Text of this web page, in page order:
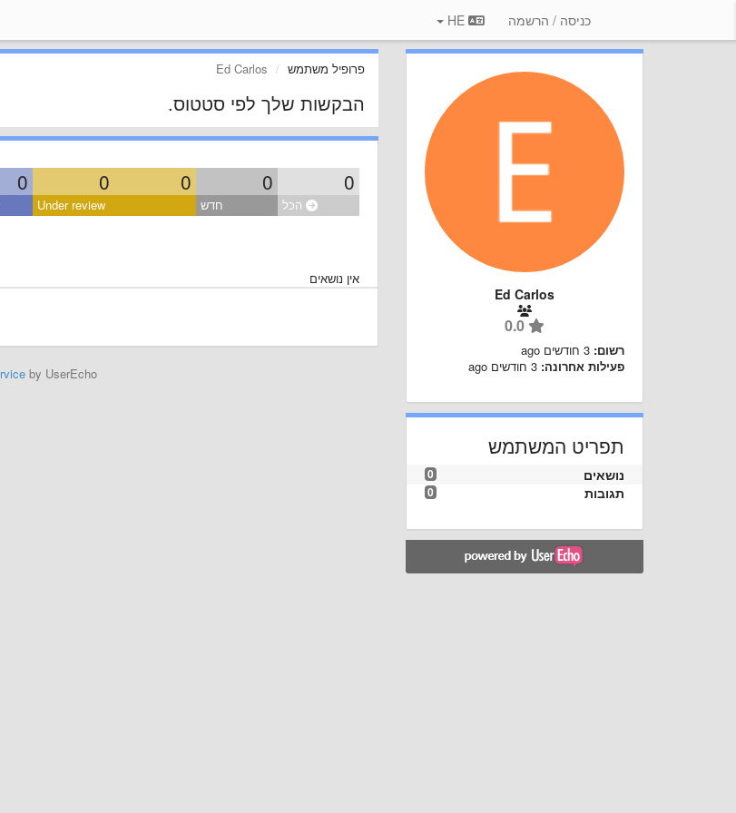
כניסה / הרשמה
פרופיל משתמש Ed Carlos
הבקשות שלך לפי סטטוס.
0
0
0
0
0
הכל חדש Under review
אין נושאים
by UserEcho
Ed Carlos
0.0
רשום: 3 חודשים ago
פעילות אחרונה: 3 חודשים ago
תפריט המשתמש
0 נושאים
0 תגובות